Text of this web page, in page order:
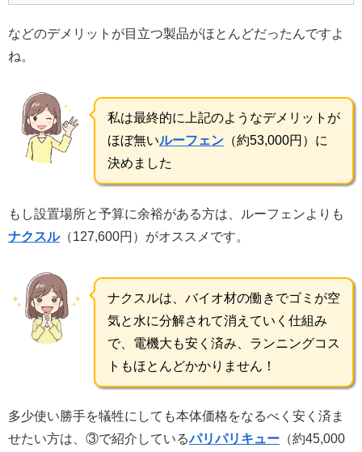
などのデメリットが目立つ製品がほとんどだったんですよ
ね。
私は最終的に上記のようなデメリットが
ほぼ無いルーフェン （約53,000円）に
決めました
もし設置場所と予算に余裕がある方は、ルーフェンよりも
ナクスル（127,600円）がオススメです。
ナクスルは、バイオ材の働きでゴミが空
気と水に分解されて消えていく仕組み
で、電機大も安く済み、ランニングコス
トもほとんどかかりません！
多少使い勝手を犠牲にしても本体価格をなるべく安く済ま
せたい方は、③で紹介しているパリパリキュー （約45,000